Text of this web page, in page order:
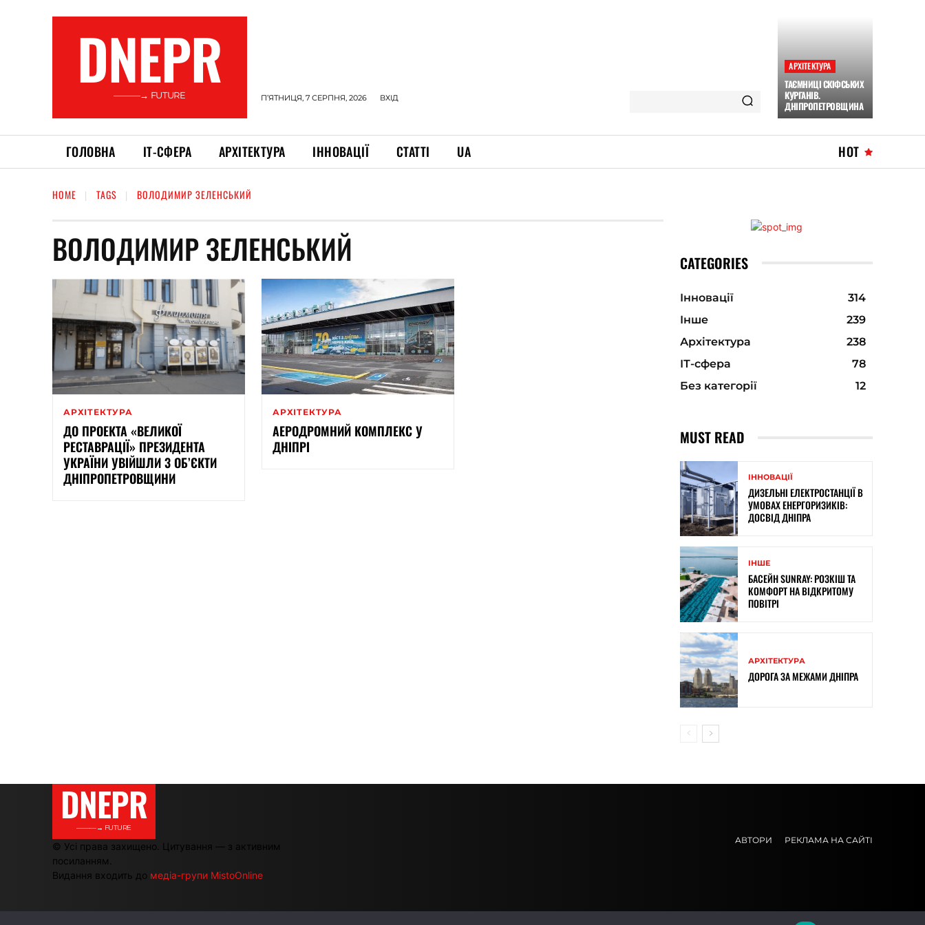
DNEPR
———→ FUTURE П’ЯТНИЦЯ, 7 СЕРПНЯ, 2026 ВХІД
АРХІТЕКТУРА
ТАЄМНИЦІ СКІФСЬКИХ
КУРГАНІВ.
ДНІПРОПЕТРОВЩИНА
ГОЛОВНА ІТ-СФЕРА АРХІТЕКТУРА ІННОВАЦІЇ СТАТТІ UA HOT
HOME TAGS ВОЛОДИМИР ЗЕЛЕНСЬКИЙ
ВОЛОДИМИР ЗЕЛЕНСЬКИЙ
АРХІТЕКТУРА
ДО ПРОЕКТА «ВЕЛИКОЇ
РЕСТАВРАЦІЇ» ПРЕЗИДЕНТА
УКРАЇНИ УВІЙШЛИ 3 ОБ’ЄКТИ
ДНІПРОПЕТРОВЩИНИ
АРХІТЕКТУРА
АЕРОДРОМНИЙ КОМПЛЕКС У
ДНІПРІ
CATEGORIES
Інновації
314
Інше
239
Архітектура
238
ІТ-сфера
78
Без категорії
12
MUST READ
ІННОВАЦІЇ
ДИЗЕЛЬНІ ЕЛЕКТРОСТАНЦІЇ В
УМОВАХ ЕНЕРГОРИЗИКІВ:
ДОСВІД ДНІПРА
ІНШЕ
БАСЕЙН SUNRAY: РОЗКІШ ТА
КОМФОРТ НА ВІДКРИТОМУ
ПОВІТРІ
АРХІТЕКТУРА
ДОРОГА ЗА МЕЖАМИ ДНІПРА
DNEPR
———→ FUTURE
© Усі права захищено. Цитування — з активним
посиланням.
Видання входить до медіа-групи MistoOnline
АВТОРИ РЕКЛАМА НА САЙТІ